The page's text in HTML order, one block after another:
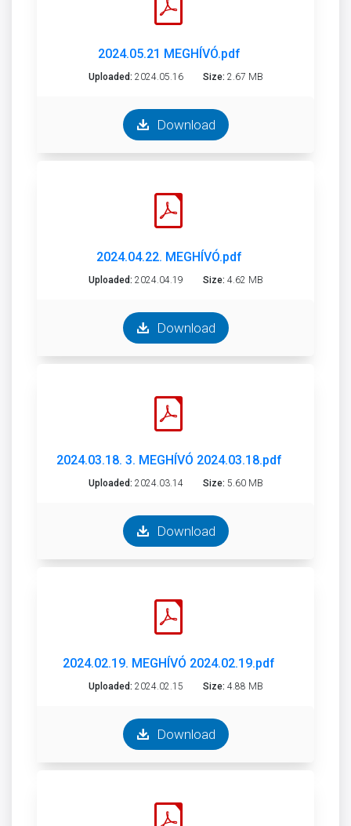
2024.05.21 MEGHÍVÓ.pdf
Uploaded: 2024.05.16 Size: 2.67 MB
Download
2024.04.22. MEGHÍVÓ.pdf
Uploaded: 2024.04.19 Size: 4.62 MB
Download
2024.03.18. 3. MEGHÍVÓ 2024.03.18.pdf
Uploaded: 2024.03.14 Size: 5.60 MB
Download
2024.02.19. MEGHÍVÓ 2024.02.19.pdf
Uploaded: 2024.02.15 Size: 4.88 MB
Download